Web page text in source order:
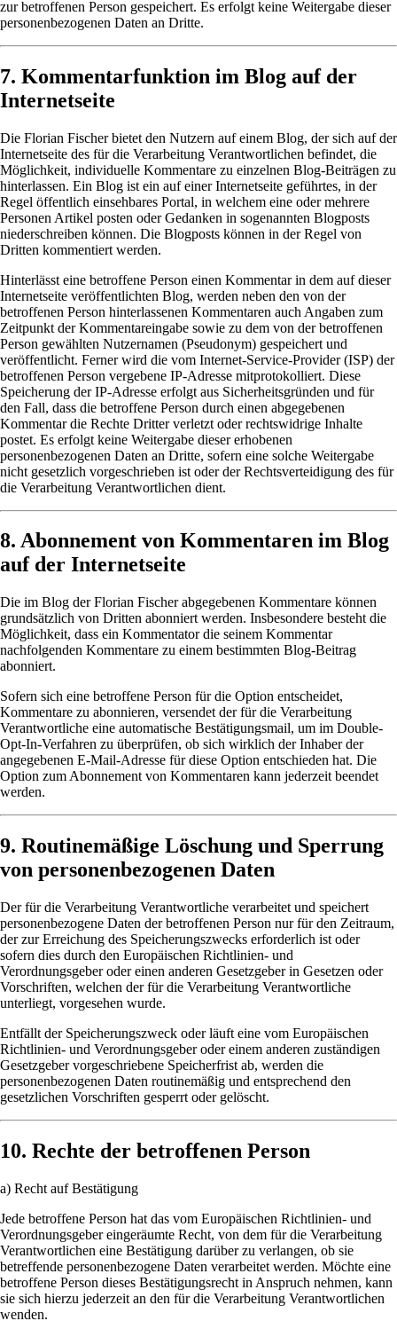
zur betroffenen Person gespeichert. Es erfolgt keine Weitergabe dieser
personenbezogenen Daten an Dritte.
7. Kommentarfunktion im Blog auf der
Internetseite
Die Florian Fischer bietet den Nutzern auf einem Blog, der sich auf der
Internetseite des für die Verarbeitung Verantwortlichen befindet, die
Möglichkeit, individuelle Kommentare zu einzelnen Blog-Beiträgen zu
hinterlassen. Ein Blog ist ein auf einer Internetseite geführtes, in der
Regel öffentlich einsehbares Portal, in welchem eine oder mehrere
Personen Artikel posten oder Gedanken in sogenannten Blogposts
niederschreiben können. Die Blogposts können in der Regel von
Dritten kommentiert werden.
Hinterlässt eine betroffene Person einen Kommentar in dem auf dieser
Internetseite veröffentlichten Blog, werden neben den von der
betroffenen Person hinterlassenen Kommentaren auch Angaben zum
Zeitpunkt der Kommentareingabe sowie zu dem von der betroffenen
Person gewählten Nutzernamen (Pseudonym) gespeichert und
veröffentlicht. Ferner wird die vom Internet-Service-Provider (ISP) der
betroffenen Person vergebene IP-Adresse mitprotokolliert. Diese
Speicherung der IP-Adresse erfolgt aus Sicherheitsgründen und für
den Fall, dass die betroffene Person durch einen abgegebenen
Kommentar die Rechte Dritter verletzt oder rechtswidrige Inhalte
postet. Es erfolgt keine Weitergabe dieser erhobenen
personenbezogenen Daten an Dritte, sofern eine solche Weitergabe
nicht gesetzlich vorgeschrieben ist oder der Rechtsverteidigung des für
die Verarbeitung Verantwortlichen dient.
8. Abonnement von Kommentaren im Blog
auf der Internetseite
Die im Blog der Florian Fischer abgegebenen Kommentare können
grundsätzlich von Dritten abonniert werden. Insbesondere besteht die
Möglichkeit, dass ein Kommentator die seinem Kommentar
nachfolgenden Kommentare zu einem bestimmten Blog-Beitrag
abonniert.
Sofern sich eine betroffene Person für die Option entscheidet,
Kommentare zu abonnieren, versendet der für die Verarbeitung
Verantwortliche eine automatische Bestätigungsmail, um im Double-
Opt-In-Verfahren zu überprüfen, ob sich wirklich der Inhaber der
angegebenen E-Mail-Adresse für diese Option entschieden hat. Die
Option zum Abonnement von Kommentaren kann jederzeit beendet
werden.
9. Routinemäßige Löschung und Sperrung
von personenbezogenen Daten
Der für die Verarbeitung Verantwortliche verarbeitet und speichert
personenbezogene Daten der betroffenen Person nur für den Zeitraum,
der zur Erreichung des Speicherungszwecks erforderlich ist oder
sofern dies durch den Europäischen Richtlinien- und
Verordnungsgeber oder einen anderen Gesetzgeber in Gesetzen oder
Vorschriften, welchen der für die Verarbeitung Verantwortliche
unterliegt, vorgesehen wurde.
Entfällt der Speicherungszweck oder läuft eine vom Europäischen
Richtlinien- und Verordnungsgeber oder einem anderen zuständigen
Gesetzgeber vorgeschriebene Speicherfrist ab, werden die
personenbezogenen Daten routinemäßig und entsprechend den
gesetzlichen Vorschriften gesperrt oder gelöscht.
10. Rechte der betroffenen Person
a) Recht auf Bestätigung
Jede betroffene Person hat das vom Europäischen Richtlinien- und
Verordnungsgeber eingeräumte Recht, von dem für die Verarbeitung
Verantwortlichen eine Bestätigung darüber zu verlangen, ob sie
betreffende personenbezogene Daten verarbeitet werden. Möchte eine
betroffene Person dieses Bestätigungsrecht in Anspruch nehmen, kann
sie sich hierzu jederzeit an den für die Verarbeitung Verantwortlichen
wenden.